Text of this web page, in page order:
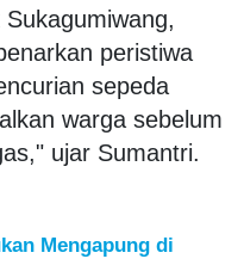
peristiwa
sepeda
warga sebelum
ujar Sumantri.
Mengapung di